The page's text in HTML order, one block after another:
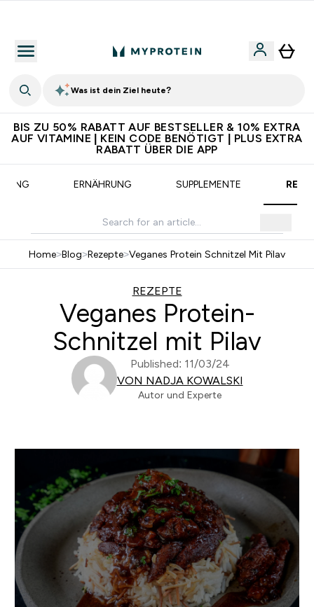
Was ist dein Ziel heute?
BIS ZU 50% RABATT AUF BESTSELLER & 10% EXTRA
AUF VITAMINE | KEIN CODE BENÖTIGT | PLUS EXTRA
RABATT ÜBER DIE APP
ERNÄHRUNG SUPPLEMENTE
Home>Blog>Rezepte>Veganes Protein Schnitzel Mit Pilav
REZEPTE
Veganes Protein-
Schnitzel mit Pilav
Published: 11/03/24
VON NADJA KOWALSKI
Autor und Experte